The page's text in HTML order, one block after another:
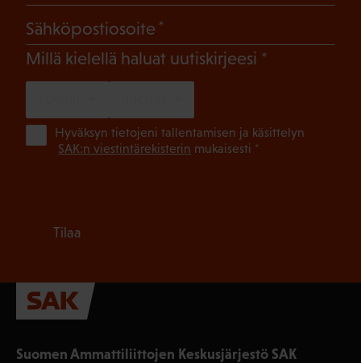
Suomen Ammattiliittojen Keskusjärjestö SAK
Sähköpostiosoite
Millä kielellä haluat uutiskirjeesi (Pakollinen)
Hyväksyn tietojeni tallentamisen ja käsittelyn
SAK:n viestintärekisterin mukaisesti *
Tilaa